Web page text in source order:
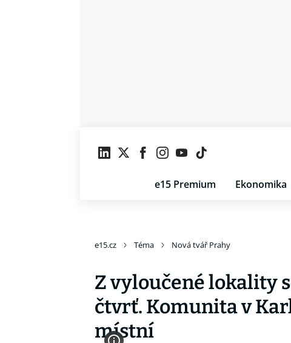
e15 Premium Ekonomika
e15.cz Téma Nová tvář Prahy
Z vyloučené lokality
čtvrť. Komunita v
místní